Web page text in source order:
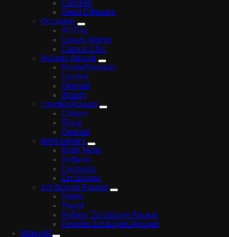
Candles
Reed Diffusers
Occasion
All Day
Luxury Nights
Casual Chic
Άνδρας Άρωμα
Fresh/Aromatic
Leather
Oriental
Woody
Γυναίκα Άρωμα
Chypre
Floral
Oriental
Best-Sellers
Body Mists
Ανδρικά
Γυναικεία
Σετ Δώρου
Σετ Δώρου Άρωμα
Home
Travel
Άνδρας Σετ Δώρου Άρωμα
Γυναίκα Σετ Δώρου Άρωμα
Μακιγιάζ